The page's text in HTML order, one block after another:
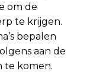
om de
te krijgen.
bepalen
aan de
te komen.